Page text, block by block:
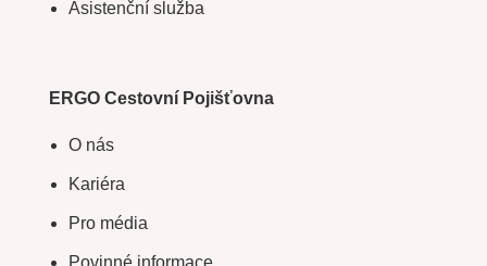
Asistenční služba
ERGO Cestovní Pojišťovna
O nás
Kariéra
Pro média
Povinné informace